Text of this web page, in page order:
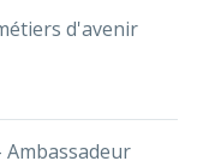
d'avenir
Ambassadeur